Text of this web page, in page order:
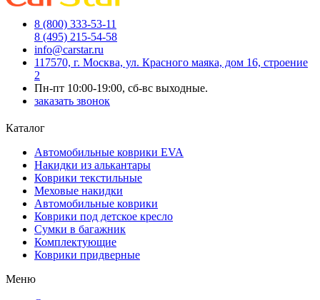
8 (800) 333-53-11
8 (495) 215-54-58
info@carstar.ru
117570, г. Москва, ул. Красного маяка, дом 16, строение
2
Пн-пт 10:00-19:00, сб-вс выходные.
заказать звонок
Каталог
Автомобильные коврики EVA
Накидки из алькантары
Коврики текстильные
Меховые накидки
Автомобильные коврики
Коврики под детское кресло
Сумки в багажник
Комплектующие
Коврики придверные
Меню